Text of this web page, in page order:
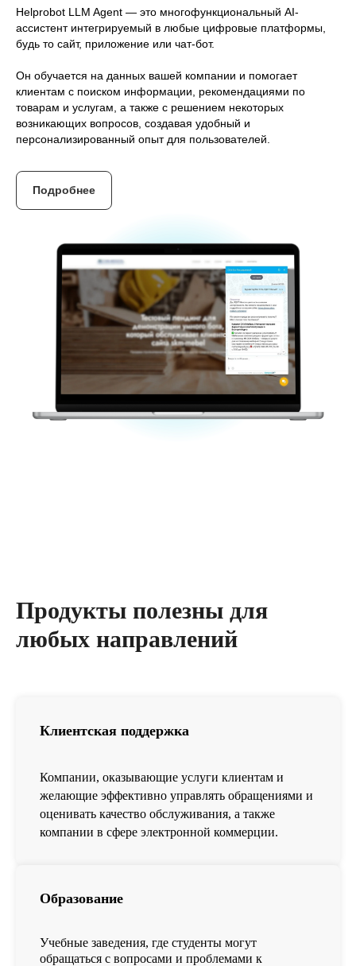
Helprobot LLM Agent — это многофункциональный AI-
ассистент интегрируемый в любые цифровые платформы,
будь то сайт, приложение или чат-бот.
Он обучается на данных вашей компании и помогает
клиентам с поиском информации, рекомендациями по
товарам и услугам, а также с решением некоторых
возникающих вопросов, создавая удобный и
персонализированный опыт для пользователей.
Подробнее
Продукты полезны для
любых направлений
Клиентская поддержка
Компании, оказывающие услуги клиентам и
желающие эффективно управлять обращениями и
оценивать качество обслуживания, а также
компании в сфере электронной коммерции.
Образование
Учебные заведения, где студенты могут
обращаться с вопросами и проблемами к